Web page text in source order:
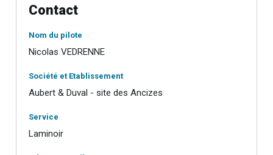
Contact
Nom du pilote
Nicolas VEDRENNE
Société et Etablissement
Aubert & Duval - site des Ancizes
Service
Laminoir